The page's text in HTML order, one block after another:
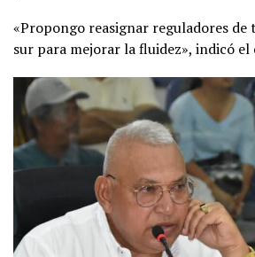
«Propongo reasignar reguladores
sur para mejorar la fluidez», indicó el